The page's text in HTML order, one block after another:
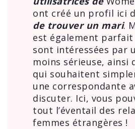
ont créé un profil ici
de trouver un mari.
est également
sont intéressées par
moins sérieuse, ainsi
qui souhaitent
une correspondante
discuter. Ici, vous
tout l’éventail des
femmes étrangères !